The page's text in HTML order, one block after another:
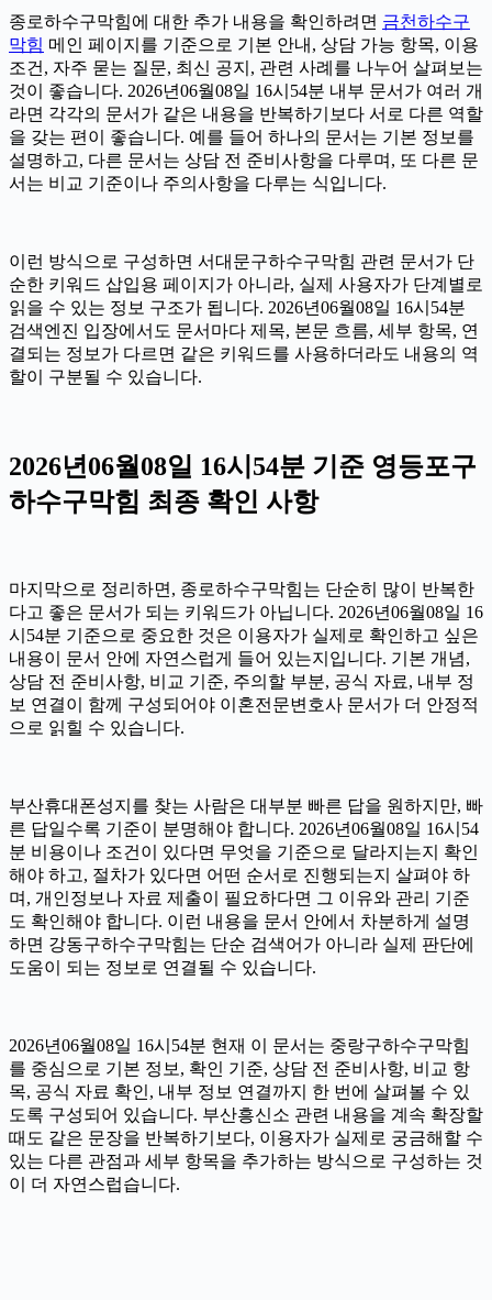
종로하수구막힘에 대한 추가 내용을 확인하려면 금천하수구
막힘 메인 페이지를 기준으로 기본 안내, 상담 가능 항목, 이용
조건, 자주 묻는 질문, 최신 공지, 관련 사례를 나누어 살펴보는
것이 좋습니다. 2026년06월08일 16시54분 내부 문서가 여러 개
라면 각각의 문서가 같은 내용을 반복하기보다 서로 다른 역할
을 갖는 편이 좋습니다. 예를 들어 하나의 문서는 기본 정보를
설명하고, 다른 문서는 상담 전 준비사항을 다루며, 또 다른 문
서는 비교 기준이나 주의사항을 다루는 식입니다.
이런 방식으로 구성하면 서대문구하수구막힘 관련 문서가 단
순한 키워드 삽입용 페이지가 아니라, 실제 사용자가 단계별로
읽을 수 있는 정보 구조가 됩니다. 2026년06월08일 16시54분
검색엔진 입장에서도 문서마다 제목, 본문 흐름, 세부 항목, 연
결되는 정보가 다르면 같은 키워드를 사용하더라도 내용의 역
할이 구분될 수 있습니다.
2026년06월08일 16시54분 기준 영등포구
하수구막힘 최종 확인 사항
마지막으로 정리하면, 종로하수구막힘는 단순히 많이 반복한
다고 좋은 문서가 되는 키워드가 아닙니다. 2026년06월08일 16
시54분 기준으로 중요한 것은 이용자가 실제로 확인하고 싶은
내용이 문서 안에 자연스럽게 들어 있는지입니다. 기본 개념,
상담 전 준비사항, 비교 기준, 주의할 부분, 공식 자료, 내부 정
보 연결이 함께 구성되어야 이혼전문변호사 문서가 더 안정적
으로 읽힐 수 있습니다.
부산휴대폰성지를 찾는 사람은 대부분 빠른 답을 원하지만, 빠
른 답일수록 기준이 분명해야 합니다. 2026년06월08일 16시54
분 비용이나 조건이 있다면 무엇을 기준으로 달라지는지 확인
해야 하고, 절차가 있다면 어떤 순서로 진행되는지 살펴야 하
며, 개인정보나 자료 제출이 필요하다면 그 이유와 관리 기준
도 확인해야 합니다. 이런 내용을 문서 안에서 차분하게 설명
하면 강동구하수구막힘는 단순 검색어가 아니라 실제 판단에
도움이 되는 정보로 연결될 수 있습니다.
2026년06월08일 16시54분 현재 이 문서는 중랑구하수구막힘
를 중심으로 기본 정보, 확인 기준, 상담 전 준비사항, 비교 항
목, 공식 자료 확인, 내부 정보 연결까지 한 번에 살펴볼 수 있
도록 구성되어 있습니다. 부산흥신소 관련 내용을 계속 확장할
때도 같은 문장을 반복하기보다, 이용자가 실제로 궁금해할 수
있는 다른 관점과 세부 항목을 추가하는 방식으로 구성하는 것
이 더 자연스럽습니다.